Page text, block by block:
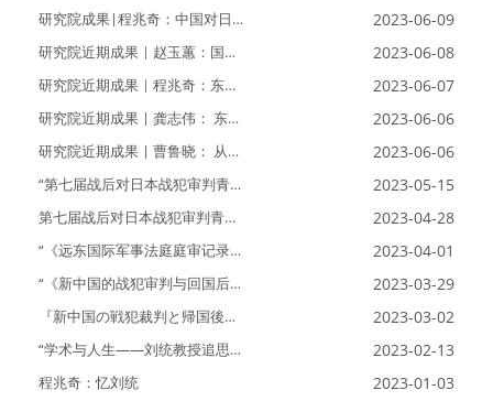
审判 2023-06-09
研究院成果|程兆奇：中国对日
义、新书简评、史料出版 2023-06-08
研究院近期成果｜赵玉蕙：国民
权初探 2023-06-07
研究院近期成果｜程兆奇：东京
杀 2023-06-06
研究院近期成果 | 龚志伟： 东京
2023-06-06
研究院近期成果 | 曹鲁晓： 从国
本高职级战犯的法律适用... 2023-05-15
“第七届战后对日本战犯审判青
2023-04-28
第七届战后对日本战犯审判青年
2023-04-01
“《远东国际军事法庭庭审记录·
会”召开 2023-03-29
“《新中国的战犯审判与回国后
2023-03-02
『新中国の戦犯裁判と帰国後の
2023-02-13
“学术与人生——刘统教授追思
2023-01-03
程兆奇：忆刘统